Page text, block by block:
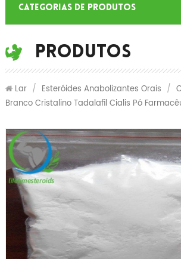
Categorias de produtos
Produtos
Lar / Esteróides Anabolizantes Orais /
Branco Cristalino Tadalafil Cialis Pó